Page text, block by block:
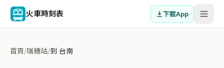
火車時刻表 下載App
首頁/瑞穗站/到 台南